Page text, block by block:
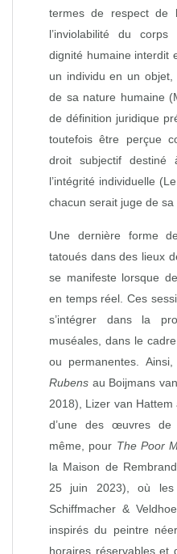
termes de respect de
l’inviolabilité du
dignité humaine interdit
un individu en un
de sa nature humaine
de définition juridique
toutefois être perçue
droit subjectif
l’intégrité individuelle
chacun serait juge de
Une dernière forme
tatoués dans des lieux
se manifeste lorsque
en temps réel. Ces
s’intégrer dans la
muséales, dans le
ou permanentes.
Rubens au Boijmans
2018), Lizer van
d’une des œuvres de
même, pour The Poor
la Maison de
25 juin 2023), où les
Schiffmacher &
inspirés du peintre
horaires réservables et